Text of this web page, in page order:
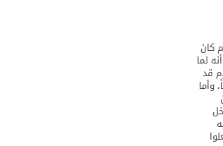
كان
لما
قد
وأما